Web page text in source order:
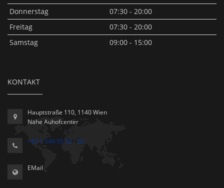
Donnerstag
07:30 - 20:00
Freitag
07:30 - 20:00
Samstag
09:00 - 15:00
KONTAKT
Hauptstraße 110, 1140 Wien
Nähe Auhofcenter
+43 1 544 95 32 - 26
EMail